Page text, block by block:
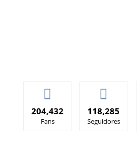
204,432
Fans
118,285
Seguidores